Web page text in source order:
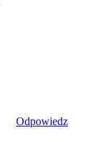
Odpowiedz